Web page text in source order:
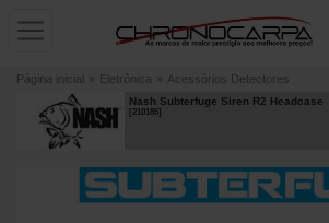
Página inicial » Eletrônica » Acessórios Detectores
Nash Subterfuge Siren R2 Headcase
[210185]